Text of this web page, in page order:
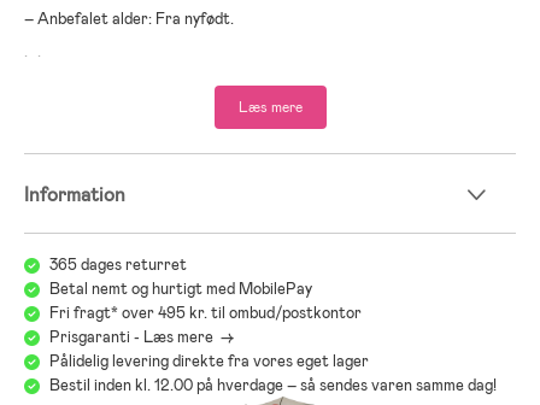
– Anbefalet alder: Fra nyfødt.
; ;
Læs mere
Information
365 dages returret
Betal nemt og hurtigt med MobilePay
Fri fragt* over 495 kr. til ombud/postkontor
Prisgaranti - Læs mere ->
Pålidelig levering direkte fra vores eget lager
Bestil inden kl. 12.00 på hverdage – så sendes varen samme dag!